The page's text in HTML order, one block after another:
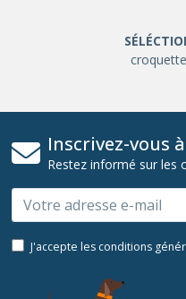
Inscrivez-vous
Restez informé sur les
Email
J'accepte les conditions